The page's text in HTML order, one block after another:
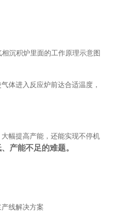
沉积炉里面的工作原理示意图
体进入反应炉前达合适温度，
幅提高产能，还能实现不停机
产能不足的难题。
线解决方案